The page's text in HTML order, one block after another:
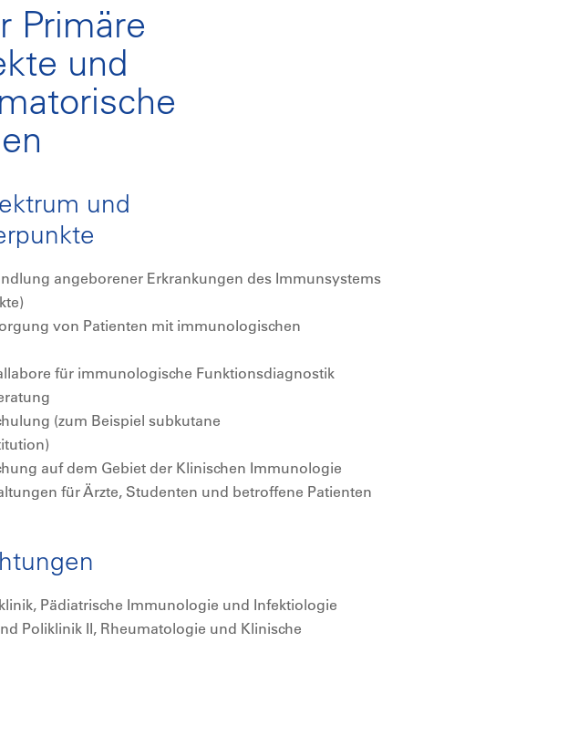
Primäre
und
und
angeborener Erkrankungen des Immunsystems
von Patienten mit immunologischen
für immunologische Funktionsdiagnostik
(zum Beispiel subkutane
auf dem Gebiet der Klinischen Immunologie
für Ärzte, Studenten und betroffene Patienten
Pädiatrische Immunologie und Infektiologie
Poliklinik II, Rheumatologie und Klinische